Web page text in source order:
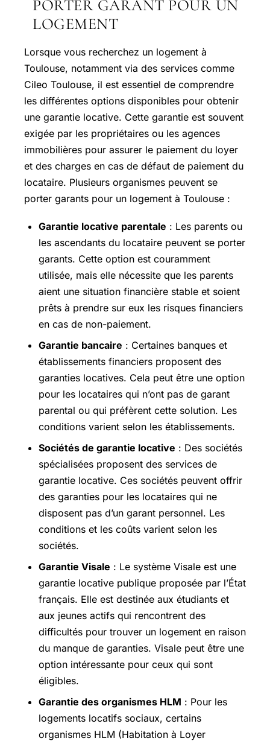
PORTER GARANT POUR UN
LOGEMENT
Lorsque vous recherchez un logement à
Toulouse, notamment via des services comme
Cileo Toulouse, il est essentiel de comprendre
les différentes options disponibles pour obtenir
une garantie locative. Cette garantie est souvent
exigée par les propriétaires ou les agences
immobilières pour assurer le paiement du loyer
et des charges en cas de défaut de paiement du
locataire. Plusieurs organismes peuvent se
porter garants pour un logement à Toulouse :
Garantie locative parentale : Les parents ou
les ascendants du locataire peuvent se porter
garants. Cette option est couramment
utilisée, mais elle nécessite que les parents
aient une situation financière stable et soient
prêts à prendre sur eux les risques financiers
en cas de non-paiement.
Garantie bancaire : Certaines banques et
établissements financiers proposent des
garanties locatives. Cela peut être une option
pour les locataires qui n’ont pas de garant
parental ou qui préfèrent cette solution. Les
conditions varient selon les établissements.
Sociétés de garantie locative : Des sociétés
spécialisées proposent des services de
garantie locative. Ces sociétés peuvent offrir
des garanties pour les locataires qui ne
disposent pas d’un garant personnel. Les
conditions et les coûts varient selon les
sociétés.
Garantie Visale : Le système Visale est une
garantie locative publique proposée par l’État
français. Elle est destinée aux étudiants et
aux jeunes actifs qui rencontrent des
difficultés pour trouver un logement en raison
du manque de garanties. Visale peut être une
option intéressante pour ceux qui sont
éligibles.
Garantie des organismes HLM : Pour les
logements locatifs sociaux, certains
organismes HLM (Habitation à Loyer